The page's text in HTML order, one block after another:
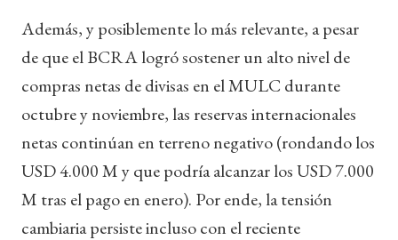
Además, y posiblemente lo más relevante, a pesar
de que el BCRA logró sostener un alto nivel de
compras netas de divisas en el MULC durante
octubre y noviembre, las reservas internacionales
netas continúan en terreno negativo (rondando los
USD 4.000 M y que podría alcanzar los USD 7.000
M tras el pago en enero). Por ende, la tensión
cambiaria persiste incluso con el reciente